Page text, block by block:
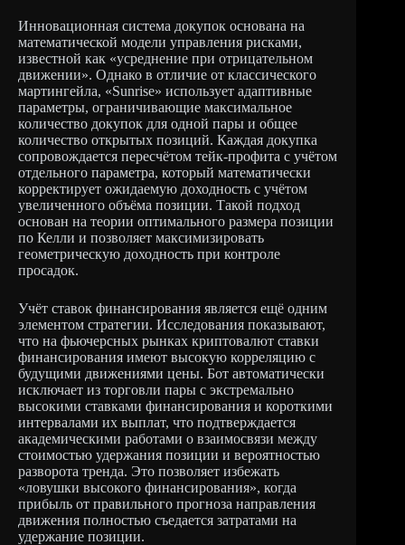
Инновационная система докупок основана на
математической модели управления рисками,
известной как «усреднение при отрицательном
движении». Однако в отличие от классического
мартингейла, «Sunrise» использует адаптивные
параметры, ограничивающие максимальное
количество докупок для одной пары и общее
количество открытых позиций. Каждая докупка
сопровождается пересчётом тейк-профита с учётом
отдельного параметра, который математически
корректирует ожидаемую доходность с учётом
увеличенного объёма позиции. Такой подход
основан на теории оптимального размера позиции
по Келли и позволяет максимизировать
геометрическую доходность при контроле
просадок.
Учёт ставок финансирования является ещё одним
элементом стратегии. Исследования показывают,
что на фьючерсных рынках криптовалют ставки
финансирования имеют высокую корреляцию с
будущими движениями цены. Бот автоматически
исключает из торговли пары с экстремально
высокими ставками финансирования и короткими
интервалами их выплат, что подтверждается
академическими работами о взаимосвязи между
стоимостью удержания позиции и вероятностью
разворота тренда. Это позволяет избежать
«ловушки высокого финансирования», когда
прибыль от правильного прогноза направления
движения полностью съедается затратами на
удержание позиции.